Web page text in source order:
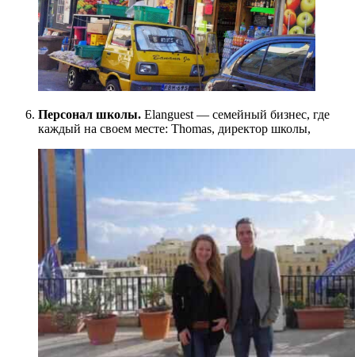
Персонал школы. Elanguest — семейный бизнес, где
каждый на своем месте: Thomas, директор школы,